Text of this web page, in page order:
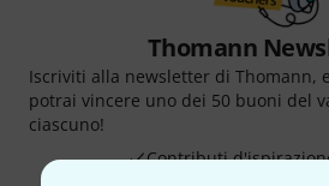
Thomann
Iscriviti alla newsletter di Thomann,
potrai vincere uno dei 50 buoni del
ciascuno!
Contributi